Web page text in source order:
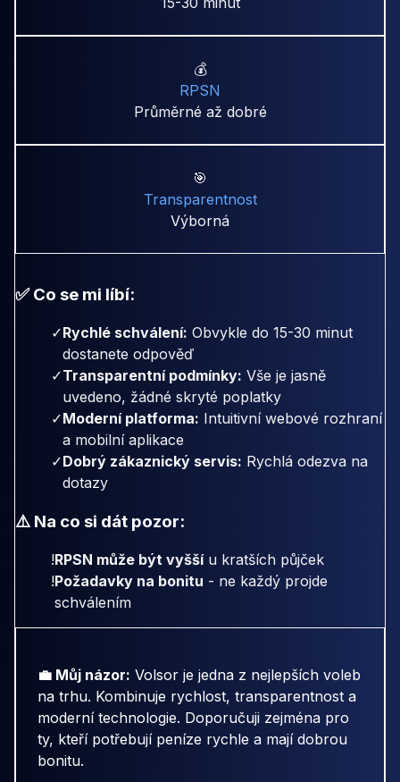
💰
RPSN
Průměrné až dobré
🎯
Transparentnost
Výborná
✅ Co se mi líbí:
✓Rychlé schválení: Obvykle do 15-30 minut
dostanete odpověď
✓Transparentní podmínky: Vše je jasně
uvedeno, žádné skryté poplatky
✓Moderní platforma: Intuitivní webové rozhraní
a mobilní aplikace
✓Dobrý zákaznický servis: Rychlá odezva na
dotazy
⚠️ Na co si dát pozor:
!RPSN může být vyššíu kratších půjček
!Požadavky na bonitu - ne každý projde
schválením
💼 Můj názor: Volsor je jedna z nejlepších voleb
na trhu. Kombinuje rychlost, transparentnost a
moderní technologie. Doporučuji zejména pro
ty, kteří potřebují peníze rychle a mají dobrou
bonitu.